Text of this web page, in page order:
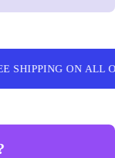
SHIPPING ON ALL